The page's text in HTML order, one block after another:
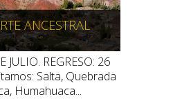
ANCESTRAL
JULIO. REGRESO: 26
Salta, Quebrada
Humahuaca...